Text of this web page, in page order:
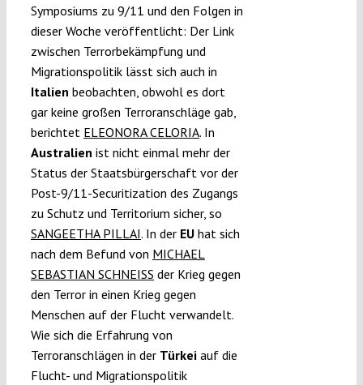
Symposiums zu 9/11 und den Folgen in
dieser Woche veröffentlicht: Der Link
zwischen Terrorbekämpfung und
Migrationspolitik lässt sich auch in
Italien beobachten, obwohl es dort
gar keine großen Terroranschläge gab,
berichtet ELEONORA CELORIA. In
Australien ist nicht einmal mehr der
Status der Staatsbürgerschaft vor der
Post-9/11-Securitization des Zugangs
zu Schutz und Territorium sicher, so
SANGEETHA PILLAI. In der EUhat sich
nach dem Befund von MICHAEL
SEBASTIAN SCHNEISS der Krieg gegen
den Terror in einen Krieg gegen
Menschen auf der Flucht verwandelt.
Wie sich die Erfahrung von
Terroranschlägen in der Türkeiauf die
Flucht- und Migrationspolitik